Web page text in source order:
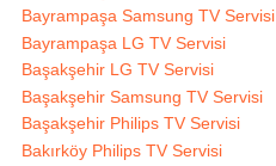
Bayrampaşa Samsung TV Servisi
Bayrampaşa LG TV Servisi
Başakşehir LG TV Servisi
Başakşehir Samsung TV Servisi
Başakşehir Philips TV Servisi
Bakırköy Philips TV Servisi